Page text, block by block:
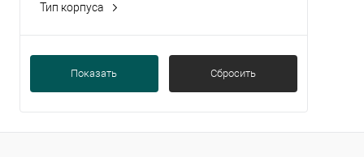
Тип корпуса
Показать Сбросить